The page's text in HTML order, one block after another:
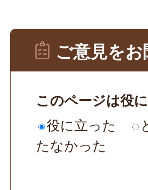
ご意見を
このページは役
役に立った
たなかった